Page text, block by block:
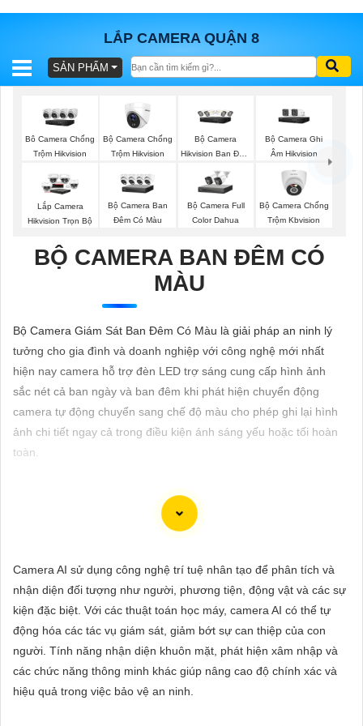
LẮP CAMERA QUẬN 8
BÁO
TRỌN
GÓI
SẢN
LẮP
ĐẶT
PHỤ
KIỆN
VẤN
DỊCH
VỤ
SẢN PHẨM
Bô Camera Chống
Trộm Hikvision
Bộ Camera Chống
Trộm Hikvision
Bộ Camera
Hikvision Ban Đêm
Bộ Camera Ghi
Âm Hikvision
Lắp Camera
Hikvision Trọn Bộ
Bộ Camera Ban
Đêm Có Màu
Bộ Camera Full
Color Dahua
Bộ Camera Chống
Trộm Kbvision
BỘ CAMERA BAN ĐÊM CÓ
MÀU
Bộ Camera Giám Sát Ban Đêm Có Màu là giải pháp an ninh lý
tưởng cho gia đình và doanh nghiệp với công nghệ mới nhất
hiện nay camera hỗ trợ đèn LED trợ sáng cung cấp hình ảnh
sắc nét cả ban ngày và ban đêm khi phát hiện chuyển động
camera tự động chuyển sang chế độ màu cho phép ghi lại hình
ảnh chi tiết ngay cả trong điều kiện ánh sáng yếu hoặc tối hoàn
toàn.
Camera AI sử dụng công nghệ trí tuệ nhân tạo để phân tích và
nhận diện đối tượng như người, phương tiện, động vật và các sự
kiện đặc biệt. Với các thuật toán học máy, camera AI có thể tự
động hóa các tác vụ giám sát, giảm bớt sự can thiệp của con
người. Tính năng nhận diện khuôn mặt, phát hiện xâm nhập và
các chức năng thông minh khác giúp nâng cao độ chính xác và
hiệu quả trong việc bảo vệ an ninh.